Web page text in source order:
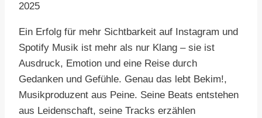
2025
Ein Erfolg für mehr Sichtbarkeit auf Instagram und
Spotify Musik ist mehr als nur Klang – sie ist
Ausdruck, Emotion und eine Reise durch
Gedanken und Gefühle. Genau das lebt Bekim!,
Musikproduzent aus Peine. Seine Beats entstehen
aus Leidenschaft, seine Tracks erzählen